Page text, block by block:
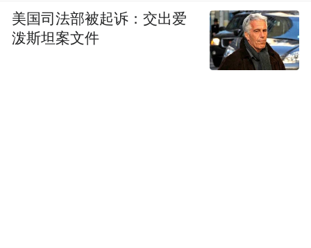
美国司法部被起诉：交出爱
泼斯坦案文件